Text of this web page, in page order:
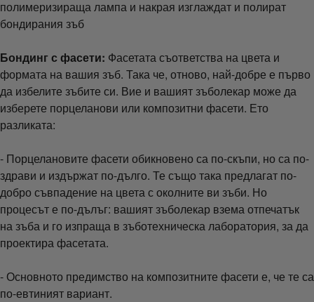
полимеризираща лампа и накрая изглаждат и полират
бондирания зъб
Бондинг с фасети: Фасетата съответства на цвета и
формата на вашия зъб. Така че, отново, най-добре е първо
да избелите зъбите си. Вие и вашият зъболекар може да
изберете порцеланови или композитни фасети. Ето
разликата:
- Порцелановите фасети обикновено са по-скъпи, но са по-
здрави и издържат по-дълго. Те също така предлагат по-
добро съвпадение на цвета с околните ви зъби. Но
процесът е по-дълъг: вашият зъболекар взема отпечатък
на зъба и го изпраща в зъботехническа лаборатория, за да
проектира фасетата.
- Основното предимство на композитните фасети е, че те са
по-евтиният вариант.